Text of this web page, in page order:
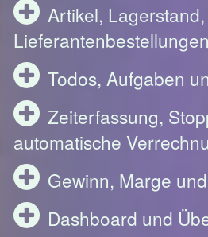
Artikel,
Lieferantenbestellungen
Todos, Aufgaben
Zeiterfassung,
automatische
Gewinn, Marge
Dashboard und